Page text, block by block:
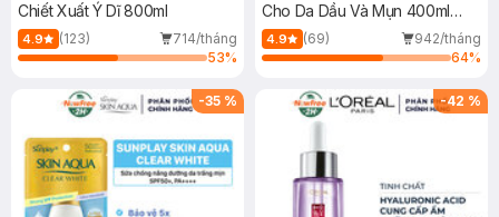
Chiết Xuất Ý Dĩ 800ml
4.9 (123)
714/tháng
53%
Cho Da Dầu Và Mụn 400ml
(Mới)
4.9 (69)
942/tháng
64%
-35 % -42 %